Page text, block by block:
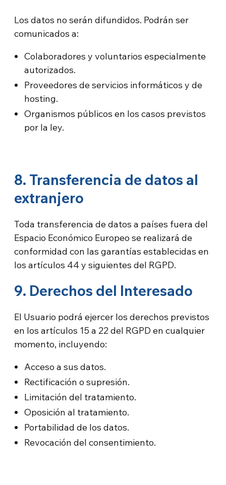
Los datos no serán difundidos. Podrán ser
comunicados a:
Colaboradores y voluntarios especialmente
autorizados.
Proveedores de servicios informáticos y de
hosting.
Organismos públicos en los casos previstos
por la ley.
8. Transferencia de datos al
extranjero
Toda transferencia de datos a países fuera del
Espacio Económico Europeo se realizará de
conformidad con las garantías establecidas en
los artículos 44 y siguientes del RGPD.
9. Derechos del Interesado
El Usuario podrá ejercer los derechos previstos
en los artículos 15 a 22 del RGPD en cualquier
momento, incluyendo:
Acceso a sus datos.
Rectificación o supresión.
Limitación del tratamiento.
Oposición al tratamiento.
Portabilidad de los datos.
Revocación del consentimiento.